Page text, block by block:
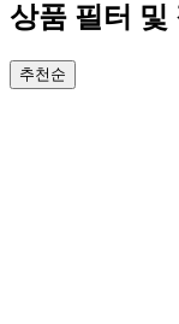
상품 필터 및
추천순